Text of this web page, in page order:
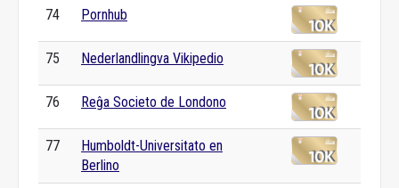
74 Pornhub
75 Nederlandlingva Vikipedio
76 Reĝa Societo de Londono
77
Humboldt-Universitato en
Berlino